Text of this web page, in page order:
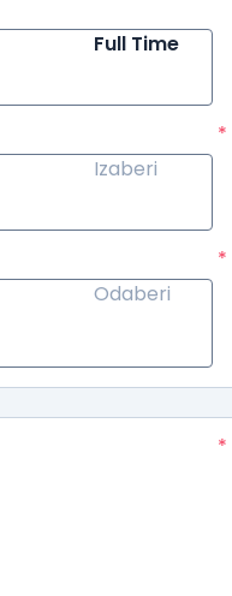
Full Time
*
Izaberi
*
Odaberi
*